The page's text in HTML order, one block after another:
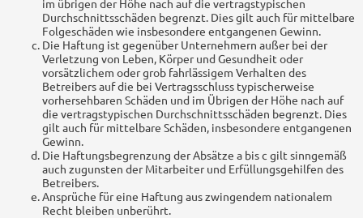
im übrigen der Höhe nach auf die vertragstypischen
Durchschnittsschäden begrenzt. Dies gilt auch für mittelbare
Folgeschäden wie insbesondere entgangenen Gewinn.
Die Haftung ist gegenüber Unternehmern außer bei der
Verletzung von Leben, Körper und Gesundheit oder
vorsätzlichem oder grob fahrlässigem Verhalten des
Betreibers auf die bei Vertragsschluss typischerweise
vorhersehbaren Schäden und im Übrigen der Höhe nach auf
die vertragstypischen Durchschnittsschäden begrenzt. Dies
gilt auch für mittelbare Schäden, insbesondere entgangenen
Gewinn.
Die Haftungsbegrenzung der Absätze a bis c gilt sinngemäß
auch zugunsten der Mitarbeiter und Erfüllungsgehilfen des
Betreibers.
Ansprüche für eine Haftung aus zwingendem nationalem
Recht bleiben unberührt.